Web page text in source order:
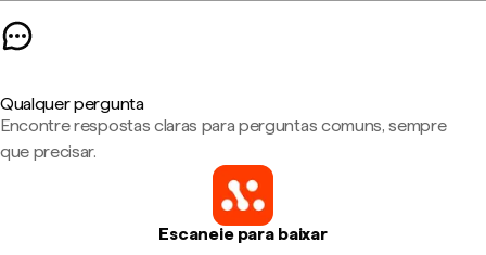
Qualquer pergunta
Encontre respostas claras para perguntas comuns, sempre
que precisar.
Escaneie para baixar